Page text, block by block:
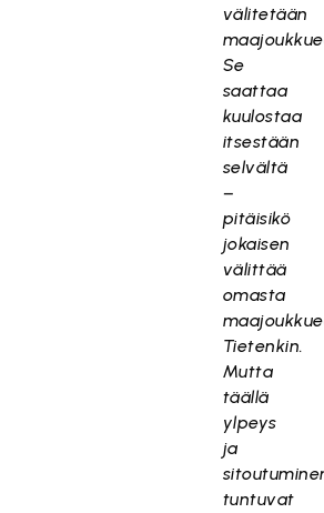
välitetään
Se
saattaa
kuulostaa
itsestään
selvältä
–
pitäisikö
jokaisen
välittää
omasta
Tietenkin.
Mutta
täällä
ylpeys
ja
tuntuvat